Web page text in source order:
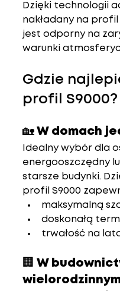
Dzięki technologii
nakładany na
jest odporny na
warunki
Gdzie
profil S9000?
🏡 W domach
Idealny wybór dla
energooszczędny
starsze budynki.
profil S9000
maksymalną
doskonałą
trwałość na
🏢 W